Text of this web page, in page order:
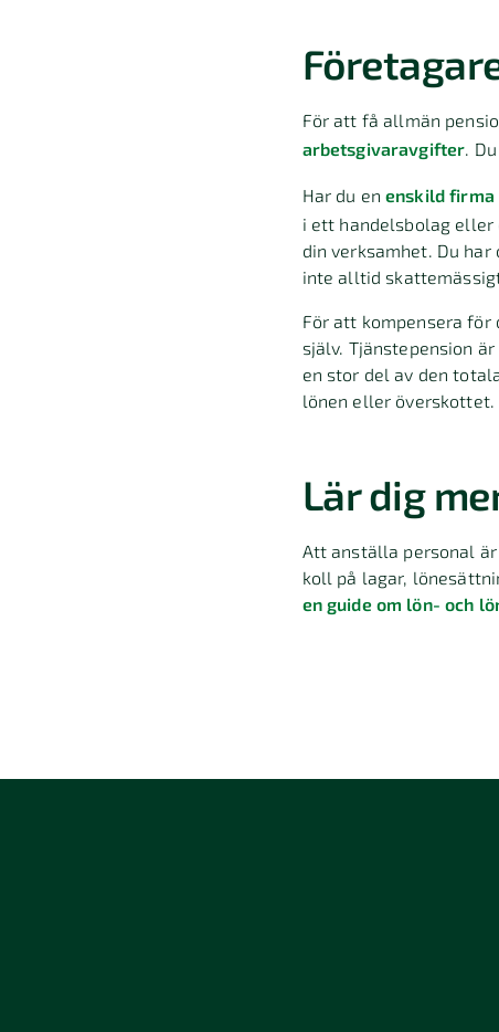
För att få allmän
arbetsgivaravgifter.
Har du en enskild firma
i ett handelsbolag eller
din verksamhet. Du
inte alltid
För att kompensera för
själv. Tjänstepension
en stor del av den
lönen eller överskottet.
Lär dig
Att anställa personal
koll på lagar,
en guide om lön- och